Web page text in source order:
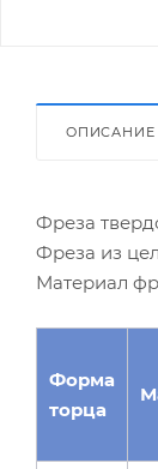
ОПИСАНИЕ
Фреза
Фреза из
Материал
Форма
торца